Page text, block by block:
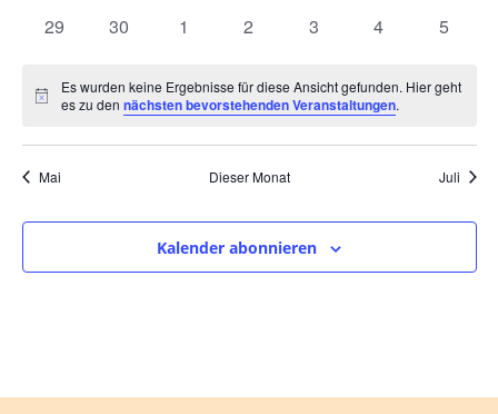
0
29
0
30
0
1
0
2
0
3
0
4
0
5
Hinweis
Es wurden keine Ergebnisse für diese Ansicht gefunden. Hier geht
es zu dennächsten bevorstehenden Veranstaltungen.
Mai Dieser Monat Juli
Kalender abonnieren